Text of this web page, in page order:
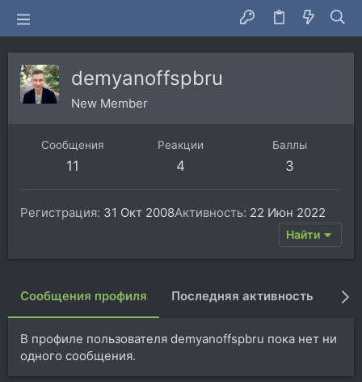
demyanoffspbru
New Member
Сообщения
11
Реакции
4
Баллы
3
Регистрация 31 Окт 2008Активность 22 Июн 2022
Найти
Сообщения профиля Последняя активность
В профиле пользователя demyanoffspbru пока нет ни
одного сообщения.